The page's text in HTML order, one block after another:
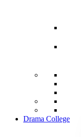
Drama College